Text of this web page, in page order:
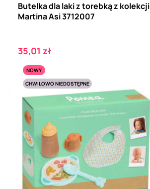
Butelka dla laki z torebką z kolekcji
Martina Asi 3712007
Cena
35,01 zł
NOWY
CHWILOWO NIEDOSTĘPNE